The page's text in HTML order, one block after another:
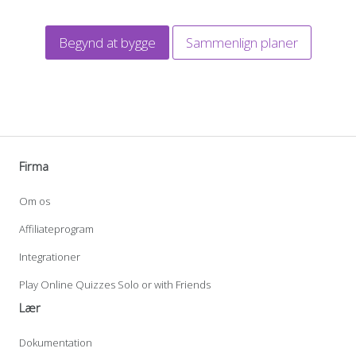
Begynd at bygge Sammenlign planer
Firma
Om os
Affiliateprogram
Integrationer
Play Online Quizzes Solo or with Friends
Lær
Dokumentation